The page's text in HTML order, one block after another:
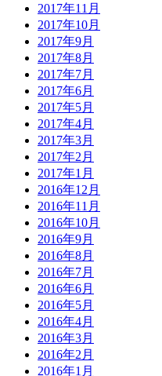
2017年11月
2017年10月
2017年9月
2017年8月
2017年7月
2017年6月
2017年5月
2017年4月
2017年3月
2017年2月
2017年1月
2016年12月
2016年11月
2016年10月
2016年9月
2016年8月
2016年7月
2016年6月
2016年5月
2016年4月
2016年3月
2016年2月
2016年1月